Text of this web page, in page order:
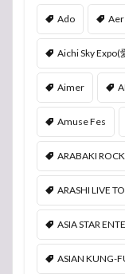
Ado
Aichi Sky
Aimer
Amuse Fes
ARABAKI
ARASHI LIVE
ASIA STAR
ASIAN KUNG-